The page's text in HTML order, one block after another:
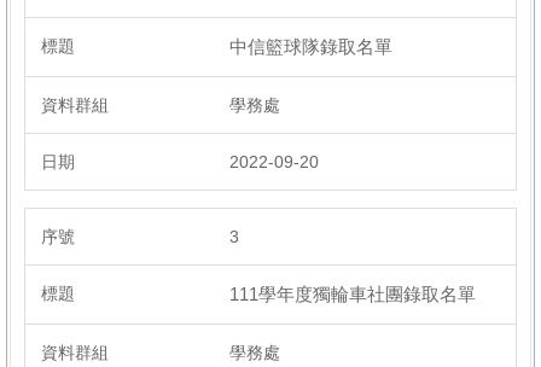
新北市公務雲
課程備查專區 (新北市教育局114年4月14日新北教中字第
中信籃球隊錄取名單
學務處
2022-09-20
3
111學年度獨輪車社團錄取名單
學務處